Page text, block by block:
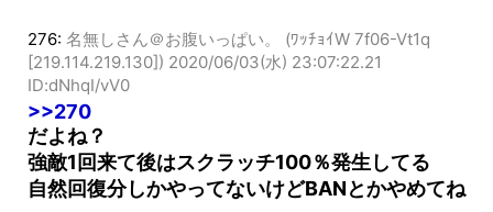
276:名無しさん＠お腹いっぱい。 (ﾜｯﾁｮｲW 7f06-Vt1q
[219.114.219.130])
ID:dNhqI/vV0
>>270
だよね？
強敵1回来て後はスクラッチ100％発生してる